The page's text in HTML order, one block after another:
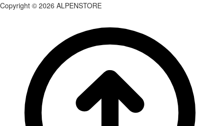
Copyright © 2026 ALPENSTORE